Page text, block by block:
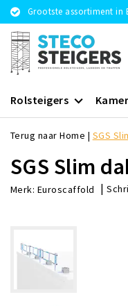
Grootste assortiment in
Rolsteigers
Terug naar Home | SGS
SGS Slim
Merk: Euroscaffold |